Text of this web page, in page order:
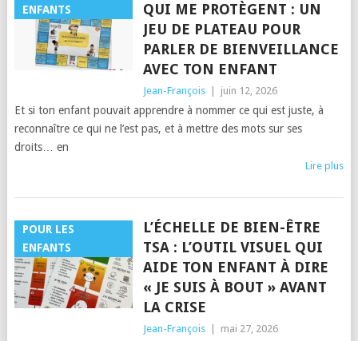
ENFANTS
QUI ME PROTÈGENT : UN
JEU DE PLATEAU POUR
PARLER DE BIENVEILLANCE
AVEC TON ENFANT
Jean-François juin 12, 2026
Et si ton enfant pouvait apprendre à nommer ce qui est juste, à
reconnaître ce qui ne l’est pas, et à mettre des mots sur ses
droits… en
Lire plus
POUR LES
ENFANTS
L’ÉCHELLE DE BIEN-ÊTRE
TSA : L’OUTIL VISUEL QUI
AIDE TON ENFANT À DIRE
« JE SUIS À BOUT » AVANT
LA CRISE
Jean-François mai 27, 2026